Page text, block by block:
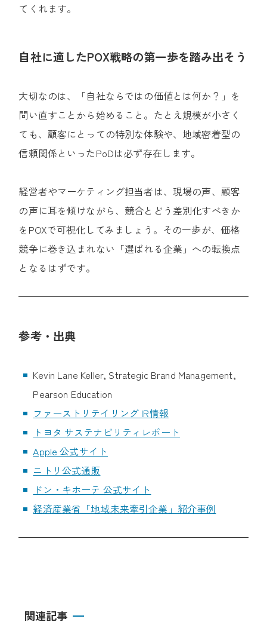
てくれます。
自社に適したPOX戦略の第一歩を踏み出そう
大切なのは、「自社ならではの価値とは何か？」を
問い直すことから始めること。たとえ規模が小さく
ても、顧客にとっての特別な体験や、地域密着型の
信頼関係といったPoDは必ず存在します。
経営者やマーケティング担当者は、現場の声、顧客
の声に耳を傾けながら、競合とどう差別化すべきか
をPOXで可視化してみましょう。その一歩が、価格
競争に巻き込まれない「選ばれる企業」への転換点
となるはずです。
参考・出典
Kevin Lane Keller, Strategic Brand Management,
Pearson Education
ファーストリテイリング IR情報
トヨタ サステナビリティレポート
Apple 公式サイト
ニトリ公式通販
ドン・キホーテ 公式サイト
経済産業省「地域未来牽引企業」紹介事例
関連記事